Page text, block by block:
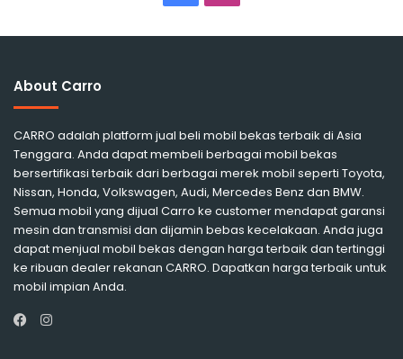
About Carro
CARRO adalah platform jual beli mobil bekas terbaik di Asia
Tenggara. Anda dapat membeli berbagai mobil bekas
bersertifikasi terbaik dari berbagai merek mobil seperti Toyota,
Nissan, Honda, Volkswagen, Audi, Mercedes Benz dan BMW.
Semua mobil yang dijual Carro ke customer mendapat garansi
mesin dan transmisi dan dijamin bebas kecelakaan. Anda juga
dapat menjual mobil bekas dengan harga terbaik dan tertinggi
ke ribuan dealer rekanan CARRO. Dapatkan harga terbaik untuk
mobil impian Anda.
Instagram